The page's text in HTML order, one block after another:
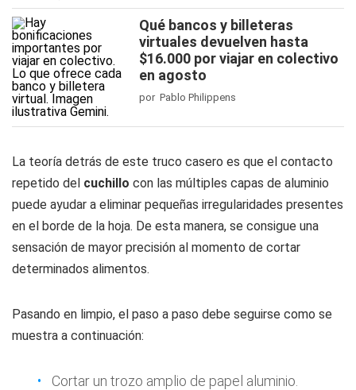
Qué bancos y billeteras
virtuales devuelven hasta
$16.000 por viajar en colectivo
en agosto
por Pablo Philippens
La teoría detrás de este truco casero es que el contacto
repetido del cuchillo con las múltiples capas de aluminio
puede ayudar a eliminar pequeñas irregularidades presentes
en el borde de la hoja. De esta manera, se consigue una
sensación de mayor precisión al momento de cortar
determinados alimentos.
Pasando en limpio, el paso a paso debe seguirse como se
muestra a continuación:
Cortar un trozo amplio de papel aluminio.